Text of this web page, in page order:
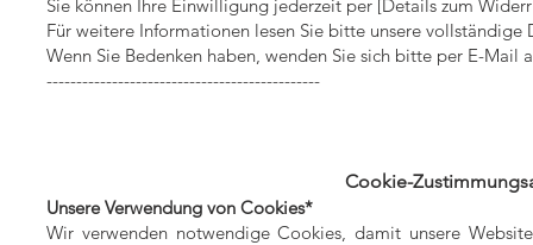
Sie können Ihre Einwilligung jederzeit per [Details zum
Für weitere Informationen lesen Sie bitte unsere vollständige
Wenn Sie Bedenken haben, wenden Sie sich bitte per E-Mail
----------------------------------------------
Cookie-
Unsere Verwendung von Cookies*
Wir verwenden notwendige Cookies, damit unsere